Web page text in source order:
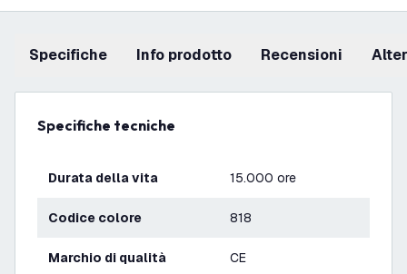
Specifiche info prodotto recensioni
Specifiche tecniche
Durata della vita 15.000 ore
Codice colore 818
Marchio di qualità CE